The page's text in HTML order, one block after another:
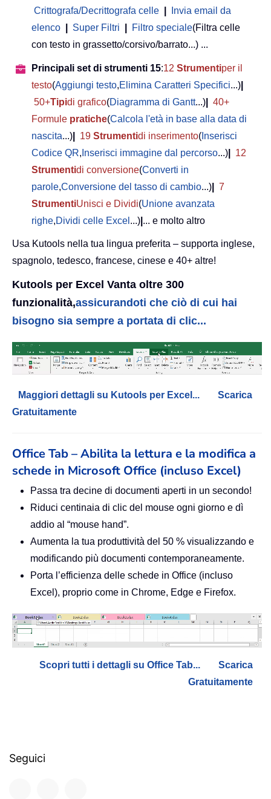
Crittografa/Decrittografa celle
Invia email da
elenco
Super Filtri Filtro speciale(Filtra celle
con testo in grassetto/corsivo/barrato...) ...
Principali set di strumenti 15:12 Strumentiper il
testo(Aggiungi testo,Elimina Caratteri Specifici...)
50+Tipidi grafico(Diagramma di Gantt...)
40+
Formule pratiche(Calcola l'età in base alla data di
nascita...) 19 Strumentidi inserimento( Inserisci
Codice QR, Inserisci immagine dal percorso...)
12
Strumentidi conversione(Converti in
parole,Conversione del tasso di cambio...)
7
StrumentiUnisci e Dividi(Unione avanzata
righe,Dividi celle Excel ...) ... e molto altro
Usa Kutools nella tua lingua preferita – supporta inglese,
spagnolo, tedesco, francese, cinese e 40+ altre!
Kutools per Excel Vanta oltre 300
funzionalità,assicurandoti che ciò di cui hai
bisogno sia sempre a portata di clic...
Maggiori dettagli su Kutools per Excel...
Scarica
Gratuitamente
Office Tab – Abilita la lettura e la modifica a
schede in Microsoft Office (incluso Excel)
Passa tra decine di documenti aperti in un secondo!
Riduci centinaia di clic del mouse ogni giorno e dì
addio al “mouse hand”.
Aumenta la tua produttività del 50 % visualizzando e
modificando più documenti contemporaneamente.
Porta l’efficienza delle schede in Office (incluso
Excel), proprio come in Chrome, Edge e Firefox.
Scopri tutti i dettagli su Office Tab...
Scarica
Gratuitamente
Seguici